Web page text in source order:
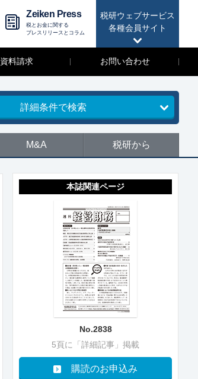
税研ウェブサービス
各種会員サイト
Zeiken Press
税とお金に関する
プレスリリースとコラム
資料請求 お問い合わせ
詳細条件で検索
M&A 税研から
本誌関連ページ
No.2838
5頁に「詳細記事」掲載
購読のお申込み